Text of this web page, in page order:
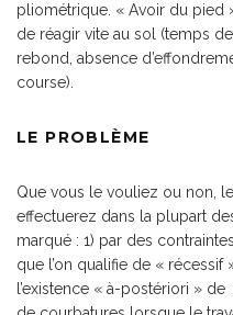
pliométrique. « Avoir du pied
de réagir vite au sol (temps
rebond, absence
course).
LE PROBLÈME
Que vous le vouliez ou non,
effectuerez dans la plupart
marqué : 1) par des
que l’on qualifie de « récessif
l’existence « à-postériori »